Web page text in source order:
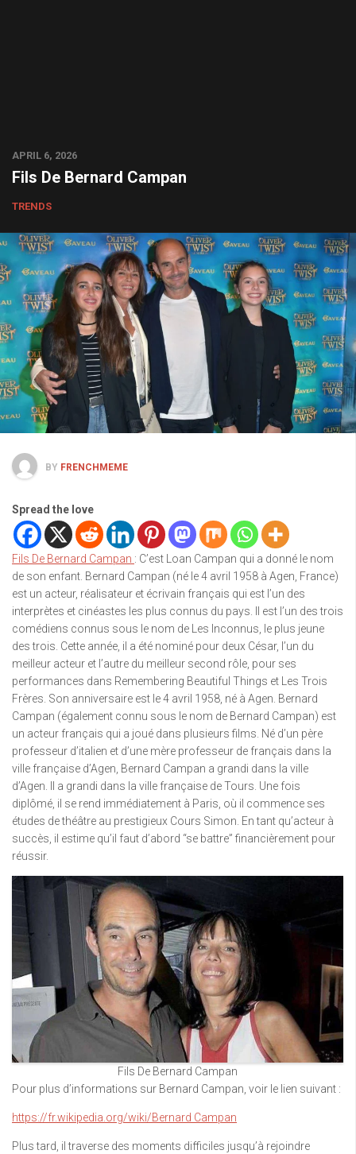
APRIL 6, 2026
Fils De Bernard Campan
TRENDS
BY FRENCHMEME
Spread the love
Fils De Bernard Campan : C’est Loan Campan qui a donné le nom
de son enfant. Bernard Campan (né le 4 avril 1958 à Agen, France)
est un acteur, réalisateur et écrivain français qui est l’un des
interprètes et cinéastes les plus connus du pays. Il est l’un des trois
comédiens connus sous le nom de Les Inconnus, le plus jeune
des trois. Cette année, il a été nominé pour deux César, l’un du
meilleur acteur et l’autre du meilleur second rôle, pour ses
performances dans Remembering Beautiful Things et Les Trois
Frères. Son anniversaire est le 4 avril 1958, né à Agen. Bernard
Campan (également connu sous le nom de Bernard Campan) est
un acteur français qui a joué dans plusieurs films. Né d’un père
professeur d’italien et d’une mère professeur de français dans la
ville française d’Agen, Bernard Campan a grandi dans la ville
d’Agen. Il a grandi dans la ville française de Tours. Une fois
diplômé, il se rend immédiatement à Paris, où il commence ses
études de théâtre au prestigieux Cours Simon. En tant qu’acteur à
succès, il estime qu’il faut d’abord “se battre” financièrement pour
réussir.
Fils De Bernard Campan
Pour plus d’informations sur Bernard Campan, voir le lien suivant :
https://fr.wikipedia.org/wiki/Bernard Campan
Plus tard, il traverse des moments difficiles jusqu’à rejoindre